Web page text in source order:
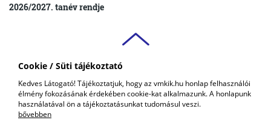
Cookie / Süti tájékoztató
Kedves Látogató! Tájékoztatjuk, hogy az vmkik.hu honlap felhasználói
élmény fokozásának érdekében cookie-kat alkalmazunk. A honlapunk
használatával ön a tájékoztatásunkat tudomásul veszi.
bővebben
2026/2027. tanév rendje
VAS VÁRMEGYEI
KERESKEDELMI ÉS IPARKAMARA
COPYRIGHT © 2018 - 2026 VMKIK. |
ALL RIGHTS RESERVED! DESIGNED &
POWERED BY
POSITIVE ADAMSKY